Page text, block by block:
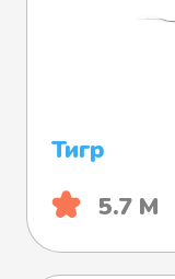
Тигр
5.7 М